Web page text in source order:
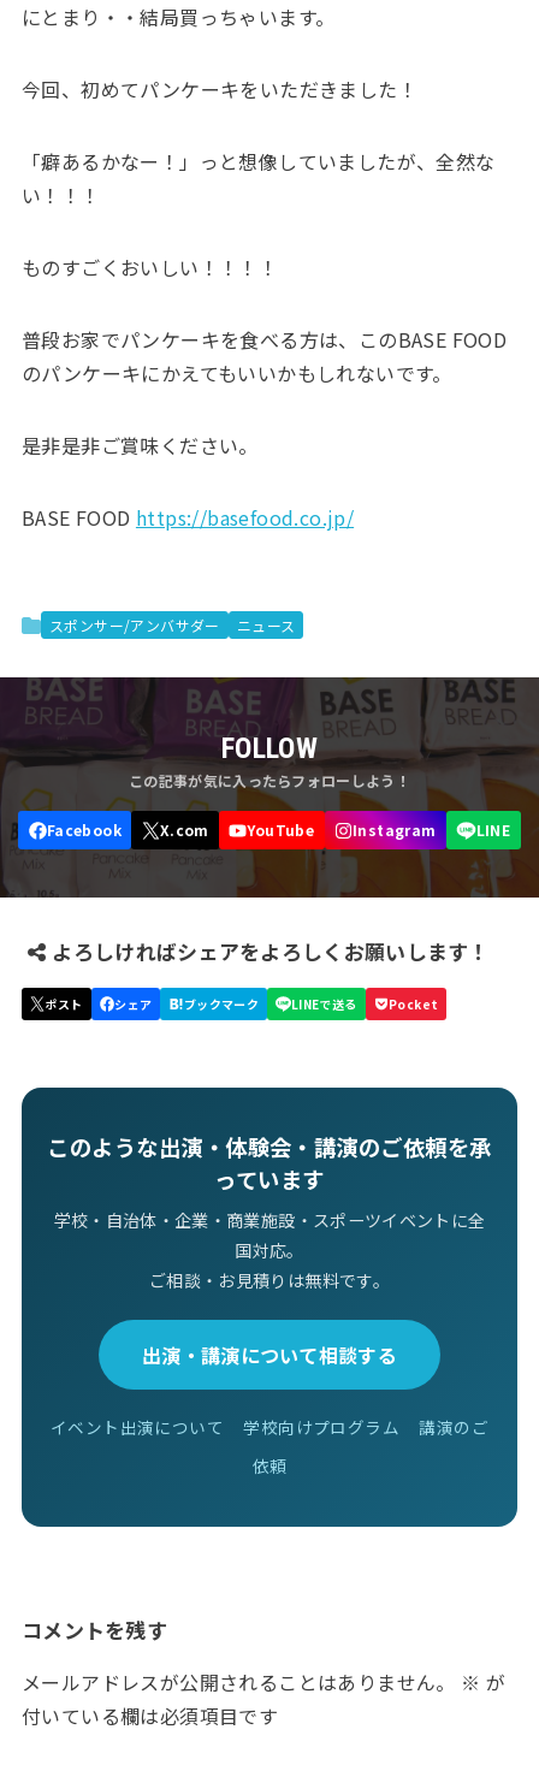
にとまり・・結局買っちゃいます。
今回、初めてパンケーキをいただきました！
「癖あるかなー！」っと想像していましたが、全然な
い！！！
ものすごくおいしい！！！！
普段お家でパンケーキを食べる方は、このBASE FOOD
のパンケーキにかえてもいいかもしれないです。
是非是非ご賞味ください。
BASE FOOD https://basefood.co.jp/
スポンサー/アンバサダー ニュース
FOLLOW
よろしければシェアをよろしくお願いします！
このような出演・体験会・講演のご依頼を承
っています
学校・自治体・企業・商業施設・スポーツイベントに全
国対応。
ご相談・お見積りは無料です。
出演・講演について相談する
イベント出演について 学校向けプログラム
講演のご
依頼
コメントを残す
メールアドレスが公開されることはありません。 ※ が
付いている欄は必須項目です